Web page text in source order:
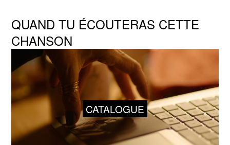
QUAND TU ÉCOUTERAS CETTE
CHANSON
CATALOGUE